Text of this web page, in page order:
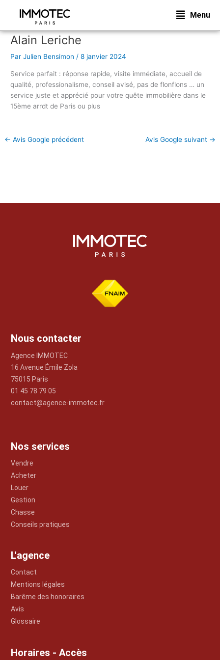
Menu
Alain Leriche
ParJulien Bensimon/8 janvier 2024
Service parfait : réponse rapide, visite immédiate, accueil de
qualité, professionalisme, conseil avisé, pas de flonflons … un
service juste et apprécié pour votre quête immobilière dans le
15ème arrdt de Paris ou plus
← Avis Google précédent Avis Google suivant →
Nous contacter
Agence IMMOTEC
16 Avenue Émile Zola
75015 Paris
01 45 78 79 05
contact@agence-immotec.fr
Nos services
Vendre
Acheter
Louer
Gestion
Chasse
Conseils pratiques
L'agence
Contact
Mentions légales
Barême des honoraires
Avis
Glossaire
Horaires - Accès